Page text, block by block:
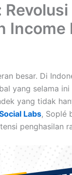
Income
besar. Di
yang selama
yang tidak
Labs, Soplé
penghasilan